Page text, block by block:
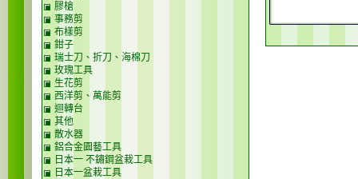
膠槍
事務剪
布樣剪
鉗子
瑞士刀、折刀、海棉刀
玫瑰工具
生花剪
西洋剪、萬能剪
迴轉台
其他
散水器
鋁合金園藝工具
日本一 不鏽鋼盆栽工具
日本一盆栽工具